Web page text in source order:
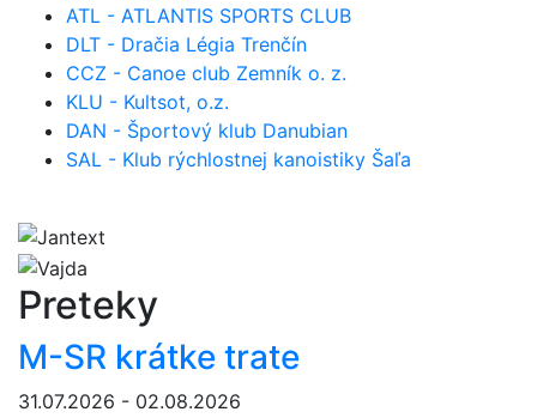
ATL - ATLANTIS SPORTS CLUB
DLT - Dračia Légia Trenčín
CCZ - Canoe club Zemník o. z.
KLU - Kultsot, o.z.
DAN - Športový klub Danubian
SAL - Klub rýchlostnej kanoistiky Šaľa
Preteky
M-SR krátke trate
31.07.2026 - 02.08.2026